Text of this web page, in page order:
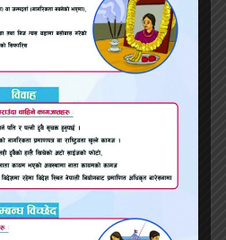
वातावरण दुर्गन्धित
कायमै
तहले ल्याए बजेट